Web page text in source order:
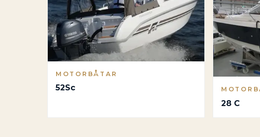
MOTORBÅTAR
52Sc
28 C